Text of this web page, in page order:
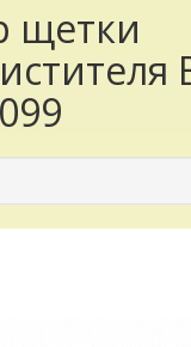
щетки